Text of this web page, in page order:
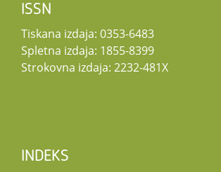
ISSN
Tiskana izdaja: 0353-6483
Spletna izdaja: 1855-8399
Strokovna izdaja: 2232-481X
INDEKS